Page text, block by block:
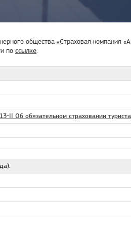
общества «Страховая компания
по ссылке
II Об обязательном страховании туриста